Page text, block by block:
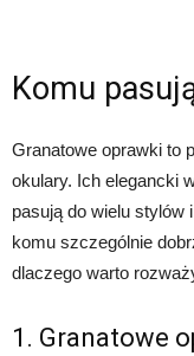
Komu
Granatowe oprawki to
okulary. Ich elegancki
pasują do wielu stylów
komu szczególnie
dlaczego warto
1. Granatowe